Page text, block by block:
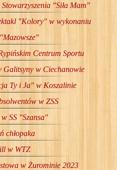
"Siła Mam"
"Kolory" w wykonaniu
Centrum Sportu
Galitsyny w Ciechanowie
Ty i Ja" w Koszalinie
w ZSS
SS "Szansa"
chłopaka
w WTZ
w Żurominie 2023